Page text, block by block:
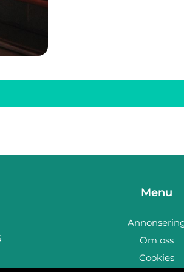
Menu
Om oss
Cookies